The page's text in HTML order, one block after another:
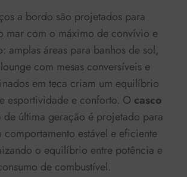
a bordo são projetados para
mar com o máximo de convívio e
amplas áreas para banhos de sol,
com mesas conversíveis e
em teca criam um equilíbrio
esportividade e conforto. O casco
de última geração é projetado para
comportamento estável e eficiente
o equilíbrio entre potência e
de combustível.